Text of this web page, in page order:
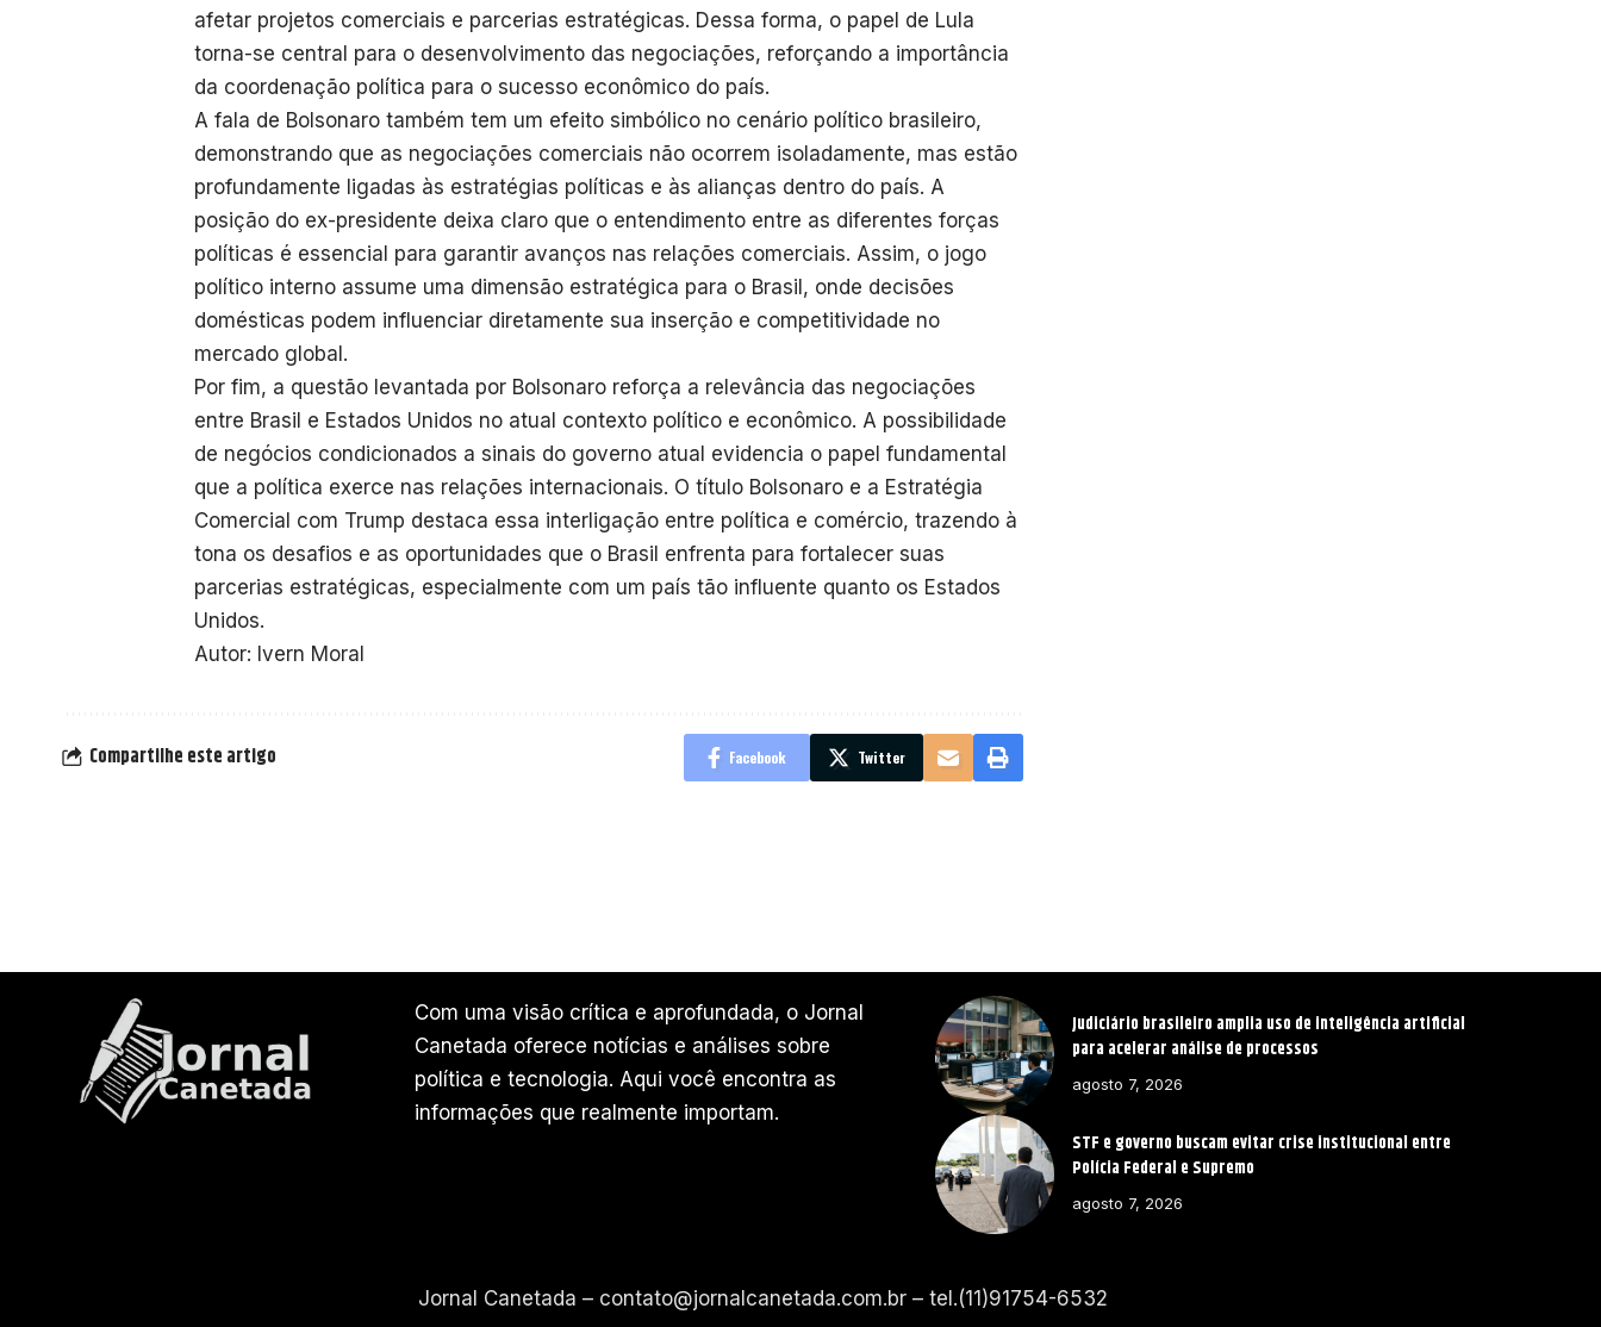
afetar projetos comerciais e parcerias estratégicas. Dessa forma, o papel de Lula
torna-se central para o desenvolvimento das negociações, reforçando a importância
da coordenação política para o sucesso econômico do país.
A fala de Bolsonaro também tem um efeito simbólico no cenário político brasileiro,
demonstrando que as negociações comerciais não ocorrem isoladamente, mas estão
profundamente ligadas às estratégias políticas e às alianças dentro do país. A
posição do ex-presidente deixa claro que o entendimento entre as diferentes forças
políticas é essencial para garantir avanços nas relações comerciais. Assim, o jogo
político interno assume uma dimensão estratégica para o Brasil, onde decisões
domésticas podem influenciar diretamente sua inserção e competitividade no
mercado global.
Por fim, a questão levantada por Bolsonaro reforça a relevância das negociações
entre Brasil e Estados Unidos no atual contexto político e econômico. A possibilidade
de negócios condicionados a sinais do governo atual evidencia o papel fundamental
que a política exerce nas relações internacionais. O título Bolsonaro e a Estratégia
Comercial com Trump destaca essa interligação entre política e comércio, trazendo à
tona os desafios e as oportunidades que o Brasil enfrenta para fortalecer suas
parcerias estratégicas, especialmente com um país tão influente quanto os Estados
Unidos.
Autor: Ivern Moral
Compartilhe este artigo Facebook Twitter
Com uma visão crítica e aprofundada, o Jornal
Canetada oferece notícias e análises sobre
política e tecnologia. Aqui você encontra as
informações que realmente importam.
Judiciário brasileiro amplia uso de inteligência artificial
para acelerar análise de processos
agosto 7, 2026
STF e governo buscam evitar crise institucional entre
Polícia Federal e Supremo
agosto 7, 2026
Jornal Canetada – contato@jornalcanetada.com.br– tel.(11)91754-6532